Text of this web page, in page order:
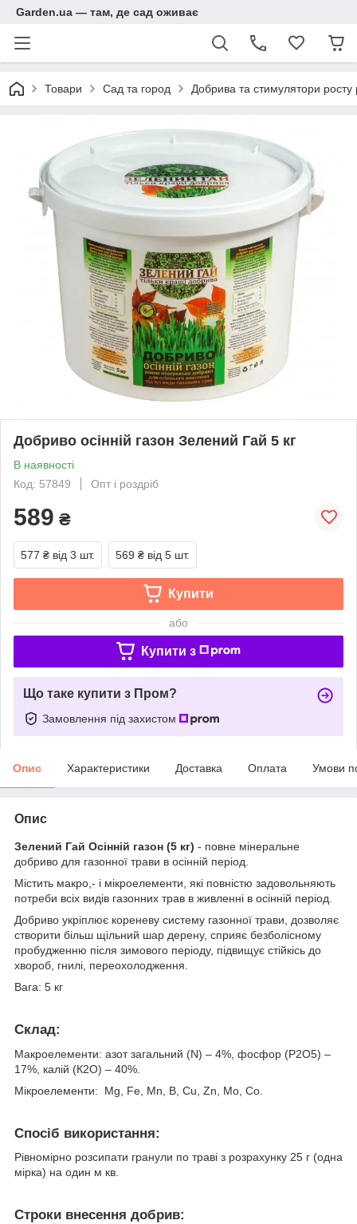
Garden.ua — там, де сад оживає
Товари Сад та город Добрива та стимулятори росту
Добриво осінній газон Зелений Гай 5 кг
В наявності
Код: 57849
Опт і роздріб
589 ₴
577 ₴ від 3 шт. 569 ₴ від 5 шт.
Купити
або
Купити з
Що таке купити з Пром?
Замовлення під захистом
Опис Характеристики Доставка Оплата Умови
Опис
Зелений Гай Осінній газон (5 кг) - повне мінеральне
добриво для газонної трави в осінній період.
Містить макро,- і мікроелементи, які повністю задовольняють
потреби всіх видів газонних трав в живленні в осінній період.
Добриво укріплює кореневу систему газонної трави, дозволяє
створити більш щільний шар дерену, сприяє безболісному
пробудженню після зимового періоду, підвищує стійкісь до
хвороб, гнилі, переохолодження.
Вага: 5 кг
Склад:
Макроелементи: азот загальний (N) – 4%, фосфор (P2О5) –
17%, калій (К2О) – 40%.
Мікроелементи: Mg, Fe, Mn, B, Cu, Zn, Mo, Co.
Спосіб використання:
Рівномірно розсипати гранули по траві з розрахунку 25 г (одна
мірка) на один м кв.
Строки внесення добрив: